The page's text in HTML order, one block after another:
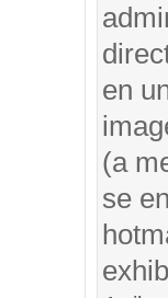
en
(a
se